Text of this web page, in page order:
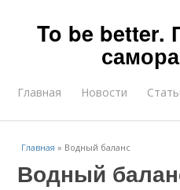
To be better.
Главная Новости
Главная » Водный баланс
Водный